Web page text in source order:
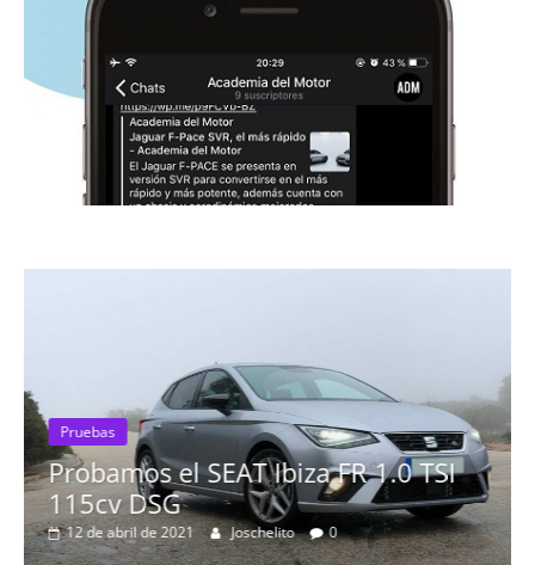
Pruebas
Probamos el SEAT Ibiza FR 1.0 TSI
115cv DSG
12 de abril de 2021 Joschelito 0